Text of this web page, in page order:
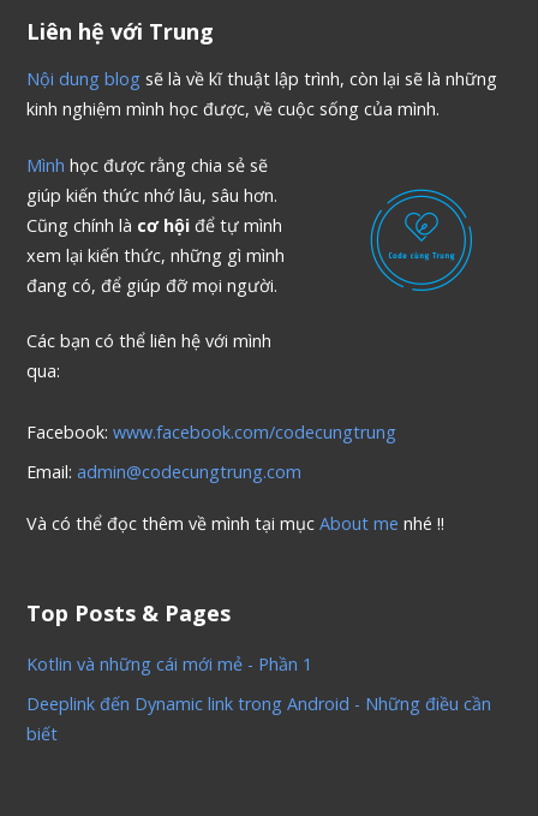
Liên hệ với Trung
Nội dung blog sẽ là về kĩ thuật lập trình, còn lại sẽ là những
kinh nghiệm mình học được, về cuộc sống của mình.
Mình học được rằng chia sẻ sẽ
giúp kiến thức nhớ lâu, sâu hơn.
Cũng chính là cơ hội để tự mình
xem lại kiến thức, những gì mình
đang có, để giúp đỡ mọi người.
Các bạn có thể liên hệ với mình
qua:
Facebook:www.facebook.com/codecungtrung
Email:admin@codecungtrung.com
Và có thể đọc thêm về mình tại mụcAbout me nhé !!
Top Posts & Pages
Kotlin và những cái mới mẻ - Phần 1
Deeplink đến Dynamic link trong Android - Những điều cần
biết